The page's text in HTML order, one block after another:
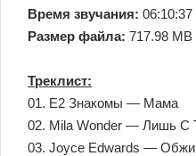
Время звучания: 06:10:37
Размер файла: 717.98 MB
Треклист:
01. Е2 Знакомы — Мама
02. Mila Wonder — Лишь С
03. Joyce Edwards —